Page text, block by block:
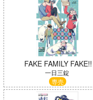
アイドルマスター ミリオンラ
イブ！
FAKE FAMILY FAKE!!
一日三錠
専売